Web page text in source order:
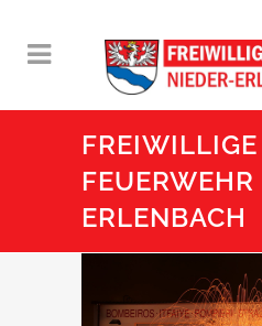
FREIWILLIGE
ERLENBACH